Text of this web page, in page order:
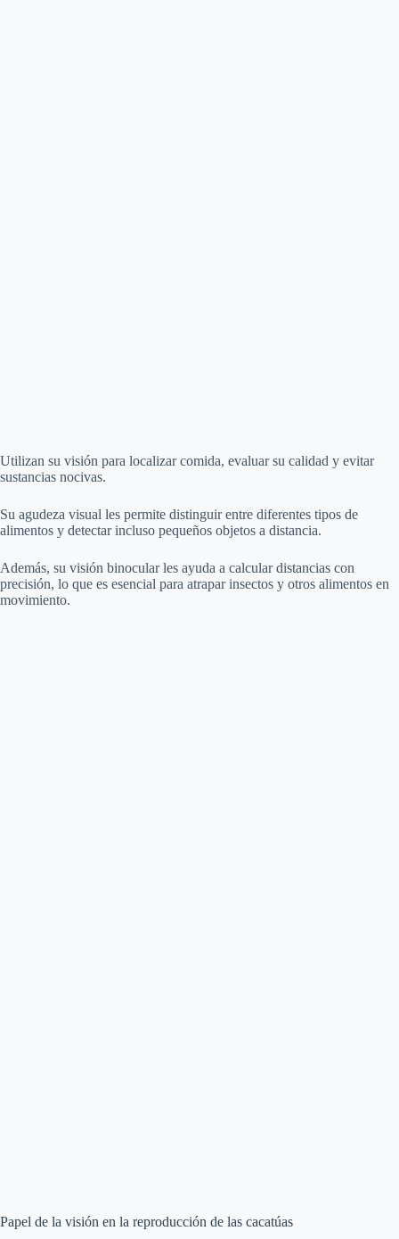
Utilizan su visión para localizar comida, evaluar su calidad y evitar
sustancias nocivas.
Su agudeza visual les permite distinguir entre diferentes tipos de
alimentos y detectar incluso pequeños objetos a distancia.
Además, su visión binocular les ayuda a calcular distancias con
precisión, lo que es esencial para atrapar insectos y otros alimentos en
movimiento.
Papel de la visión en la reproducción de las cacatúas